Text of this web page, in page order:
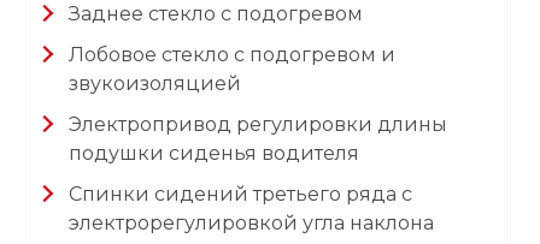
Заднее стекло с подогревом
Лобовое стекло с подогревом и
звукоизоляцией
Электропривод регулировки длины
подушки сиденья водителя
Спинки сидений третьего ряда с
электрорегулировкой угла наклона